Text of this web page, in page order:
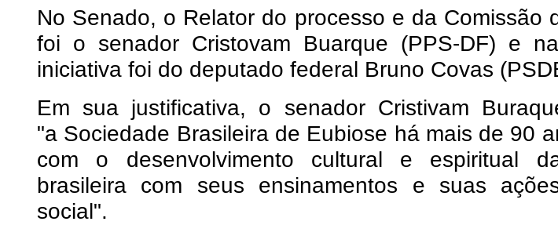
No Senado, o Relator do processo e da Comissão
foi o senador Cristovam Buarque (PPS-DF) e
iniciativa foi do deputado federal Bruno Covas
Em sua justificativa, o senador Cristivam
"a Sociedade Brasileira de Eubiose há mais de 90
com o desenvolvimento cultural e espiritual
brasileira com seus ensinamentos e suas
social".